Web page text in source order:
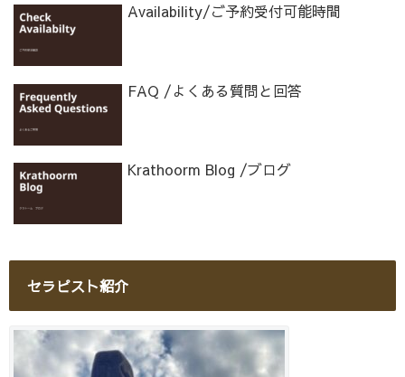
Availability/ご予約受付可能時間
FAQ /よくある質問と回答
Krathoorm Blog /ブログ
セラピスト紹介